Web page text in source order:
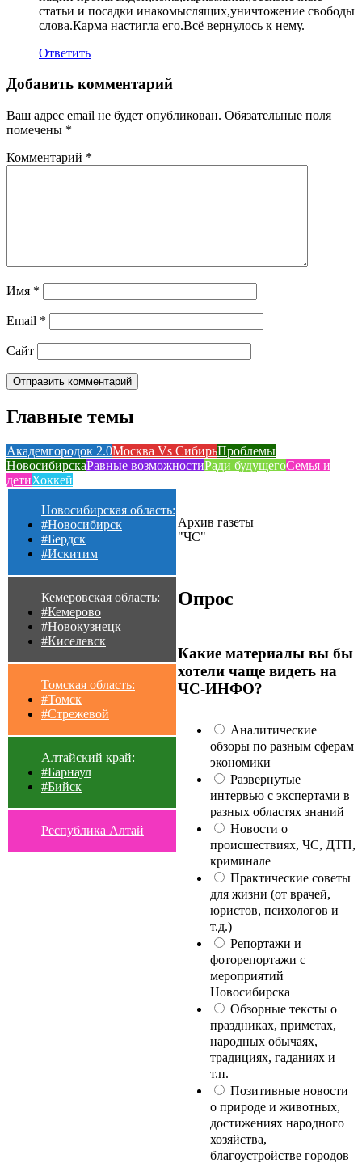
статьи и посадки инакомыслящих,уничтожение свободы
слова.Карма настигла его.Всё вернулось к нему.
Ответить
Добавить комментарий
Ваш адрес email не будет опубликован. Обязательные поля
помечены *
Комментарий *
Имя *
Email *
Сайт
Главные темы
Академгородок 2.0Москва Vs СибирьПроблемы
НовосибирскаРавные возможностиРади будущегоСемья и
детиХоккей
Новосибирская область:
#Новосибирск
#Бердск
#Искитим
Кемеровская область:
#Кемерово
#Новокузнецк
#Киселевск
Томская область:
#Томск
#Стрежевой
Алтайский край:
#Барнаул
#Бийск
Республика Алтай
Архив газеты
"ЧС"
Опрос
Какие материалы вы бы
хотели чаще видеть на
ЧС-ИНФО?
Аналитические
обзоры по разным сферам
экономики
Развернутые
интервью с экспертами в
разных областях знаний
Новости о
происшествиях, ЧС, ДТП,
криминале
Практические советы
для жизни (от врачей,
юристов, психологов и
т.д.)
Репортажи и
фоторепортажи с
мероприятий
Новосибирска
Обзорные тексты о
праздниках, приметах,
народных обычаях,
традициях, гаданиях и
т.п.
Позитивные новости
о природе и животных,
достижениях народного
хозяйства,
благоустройстве городов